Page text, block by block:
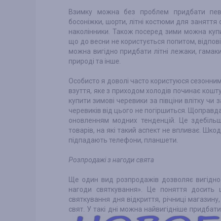
Взимку можна без проблем придбати
босоніжки, шорти, літні костюми для
наколінники. Також посеред зими можна
що до весни не користується попитом,
можна вигідно придбати літні лежаки,
природі та інше.
Особисто я доволі часто користуюся
взуття, яке з приходом холодів починає
купити зимові черевики за півціни влітку
черевиків від цього не погіршиться.
оновленням модних тенденцій. Це
товарів, на які такий аспект не впливає.
підпадають телефони, планшети.
Розпродажі з нагоди свята
Ще один вид розпродажів дозволяє
нагоди святкування». Це поняття
святкування дня відкриття, річниці
свят. У такі дні можна найвигідніше